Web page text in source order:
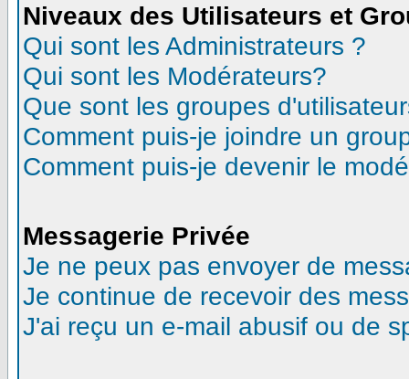
Niveaux des Utilisateurs et
Qui sont les Administrateurs ?
Qui sont les Modérateurs?
Que sont les groupes
Comment puis-je joindre un
Comment puis-je devenir le
Messagerie Privée
Je ne peux pas envoyer de
Je continue de recevoir des
J'ai reçu un e-mail abusif ou de